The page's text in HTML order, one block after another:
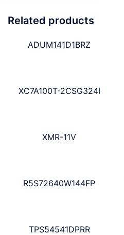
Related products
ADUM141D1BRZ
XC7A100T-2CSG324I
XMR-11V
R5S72640W144FP
TPS54541DPRR